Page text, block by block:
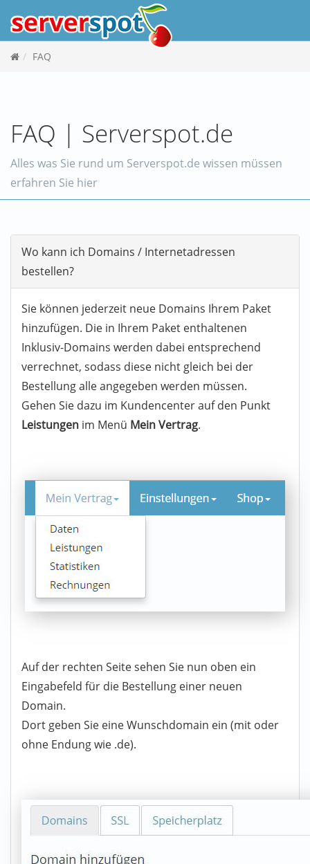
FAQ
FAQ | Serverspot.de
Alles was Sie rund um Serverspot.de wissen müssen
erfahren Sie hier
Wo kann ich Domains / Internetadressen
bestellen?
Sie können jederzeit neue Domains Ihrem Paket
hinzufügen. Die in Ihrem Paket enthaltenen
Inklusiv-Domains werden dabei entsprechend
verrechnet, sodass diese nicht gleich bei der
Bestellung alle angegeben werden müssen.
Gehen Sie dazu im Kundencenter auf den Punkt
Leistungen im Menü Mein Vertrag.
Auf der rechten Seite sehen Sie nun oben ein
Eingabefeld für die Bestellung einer neuen
Domain.
Dort geben Sie eine Wunschdomain ein (mit oder
ohne Endung wie .de).